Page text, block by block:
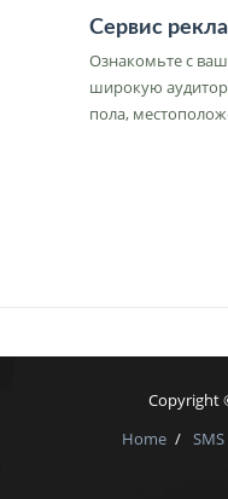
Сервис
Ознакомьте с
широкую
пола,
Copyright
Home /